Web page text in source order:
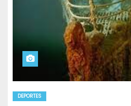
DEPORTES